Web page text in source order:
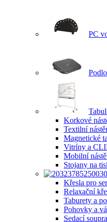
PC
Korkové
Textilní
Magnetické
Vitríny a
Mobilní
Stojany na
Křesla pro
Relaxační
Taburety a
Pohovky a
Sedací